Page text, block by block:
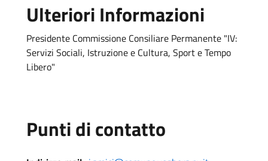
Ulteriori Informazioni
Presidente Commissione Consiliare Permanente "IV:
Servizi Sociali, Istruzione e Cultura, Sport e Tempo
Libero"
Punti di contatto